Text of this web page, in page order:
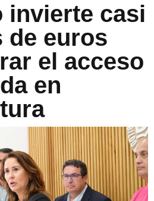
invierte casi
de euros
el acceso
en